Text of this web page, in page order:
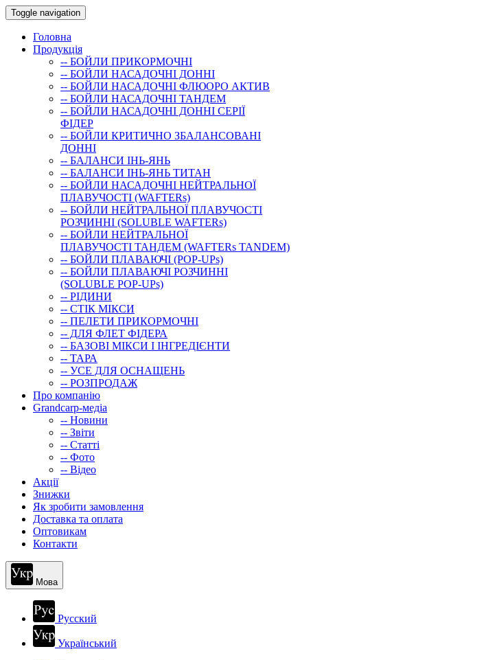
Toggle navigation
Головна
Продукція
-- БОЙЛИ ПРИКОРМОЧНI
-- БОЙЛИ НАСАДОЧНI ДОННI
-- БОЙЛИ НАСАДОЧНІ ФЛЮОРО АКТИВ
-- БОЙЛИ НАСАДОЧНІ ТАНДЕМ
-- БОЙЛИ НАСАДОЧНI ДОННI СЕРIÏ
ФIДЕР
-- БОЙЛИ КРИТИЧНО ЗБАЛАНСОВАНІ
ДОННІ
-- БАЛАНСИ ІНЬ-ЯНЬ
-- БАЛАНСИ ІНЬ-ЯНЬ ТИТАН
-- БОЙЛИ НАСАДОЧНI НЕЙТРАЛЬНОÏ
ПЛАВУЧОСТI (WAFTERs)
-- БОЙЛИ НЕЙТРАЛЬНОЇ ПЛАВУЧОСТІ
РОЗЧИННІ (SOLUBLE WAFTERs)
-- БОЙЛИ НЕЙТРАЛЬНОЇ
ПЛАВУЧОСТІ ТАНДЕМ (WAFTERs TANDEM)
-- БОЙЛИ ПЛАВАЮЧІ (POP-UPs)
-- БОЙЛИ ПЛАВАЮЧI РОЗЧИННI
(SOLUBLE POP-UPs)
-- РIДИНИ
-- СТIК МIКСИ
-- ПЕЛЕТИ ПРИКОРМОЧНІ
-- ДЛЯ ФЛЕТ ФІДЕРА
-- БАЗОВІ МІКСИ І ІНГРЕДІЄНТИ
-- ТАРА
-- УСЕ ДЛЯ ОСНАЩЕНЬ
-- РОЗПРОДАЖ
Про компанію
Grandcarp-медіа
-- Новини
-- Звіти
-- Статті
-- Фото
-- Відео
Акції
Знижки
Як зробити замовлення
Доставка та оплата
Оптовикам
Контакти
Мова
Русский
Український